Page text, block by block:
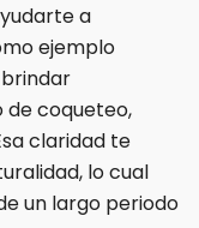
a
ejemplo
de coqueteo,
claridad te
lo cual
un largo periodo